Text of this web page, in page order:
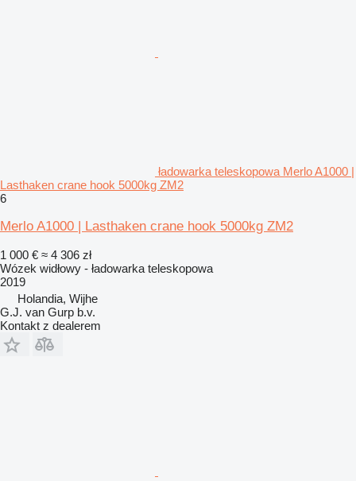
ładowarka teleskopowa Merlo A1000 |
Lasthaken crane hook 5000kg ZM2
6
Merlo A1000 | Lasthaken crane hook 5000kg ZM2
1 000 € ≈ 4 306 zł
Wózek widłowy - ładowarka teleskopowa
2019
Holandia, Wijhe
G.J. van Gurp b.v.
Kontakt z dealerem